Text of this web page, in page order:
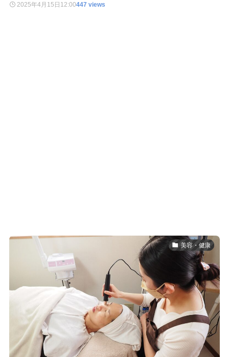
2025年4月15日 12:00447 views
美容・健康